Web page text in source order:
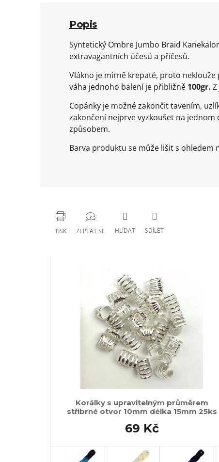
Popis
Syntetický Ombre Jumbo Braid
extravagantních účesů a příčesů.
Vlákno je mírně krepaté, proto neklouže
váha jednoho balení je přibližně 100gr.
Copánky je možné zakončit tavením,
zakončení nejprve vyzkoušet na
způsobem.
Barva produktu se může lišit s ohledem
TISK ZEPTAT SE HLÍDAT SDÍLET
Korálky s upravitelným průměrem
stříbrné otvor 10mm délka 15mm 25ks
69 Kč